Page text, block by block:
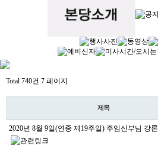
Total 740건 7 페이지
제목
2020년 8월 9일(연중 제19주일) 주임신부님 강론